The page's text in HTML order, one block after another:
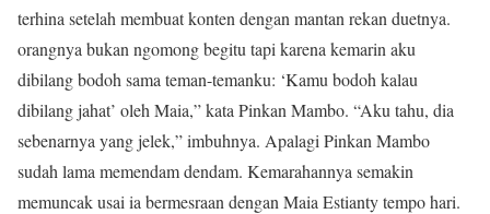
terhina setelah membuat konten dengan mantan rekan duetnya.
orangnya bukan ngomong begitu tapi karena kemarin aku
dibilang bodoh sama teman-temanku: ‘Kamu bodoh kalau
dibilang jahat’ oleh Maia,” kata Pinkan Mambo. “Aku tahu, dia
sebenarnya yang jelek,” imbuhnya. Apalagi Pinkan Mambo
sudah lama memendam dendam. Kemarahannya semakin
memuncak usai ia bermesraan dengan Maia Estianty tempo hari.